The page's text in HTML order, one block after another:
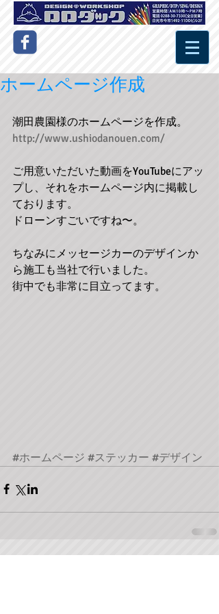
ホームページ作成
潮田農園様のホームページを作成。
http://www.ushiodanouen.com/
ご用意いただいた動画をYouTubeにアッ
プし、それをホームページ内に掲載し
ております。
ドローンすごいですね〜。
ちなみにメッセージカーのデザインか
ら施工も当社で行いました。
街中でも非常に目立ってます。
#ホームページ #ステッカー #デザイン